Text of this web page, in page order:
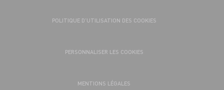
POLITIQUE D’UTILISATION DES COOKIES
PERSONNALISER LES COOKIES
MENTIONS LÉGALES